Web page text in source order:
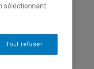
sélectionnant
Tout refuser